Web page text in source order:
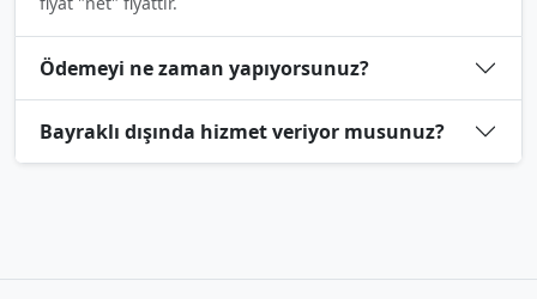
Ödemeyi ne zaman yapıyorsunuz?
Bayraklı dışında hizmet veriyor musunuz?